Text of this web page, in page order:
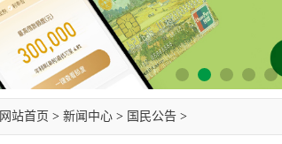
网站首页 > 新闻中心 > 国民公告 >